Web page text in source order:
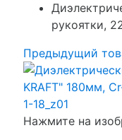
рукоятки,
Предыдущий
Нажмите на